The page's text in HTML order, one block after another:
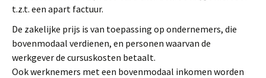
t.z.t. een apart factuur.
De zakelijke prijs is van toepassing op ondernemers, die
bovenmodaal verdienen, en personen waarvan de
werkgever de cursuskosten betaalt.
Ook werknemers met een bovenmodaal inkomen worden